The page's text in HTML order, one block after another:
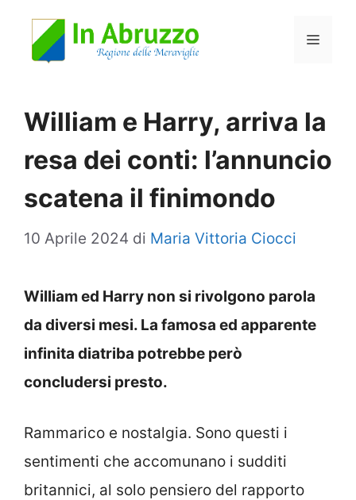
Menu
William e Harry, arriva la
resa dei conti: l’annuncio
scatena il finimondo
10 Aprile 2024 di Maria Vittoria Ciocci
William ed Harry non si rivolgono parola
da diversi mesi. La famosa ed apparente
infinita diatriba potrebbe però
concludersi presto.
Rammarico e nostalgia. Sono questi i
sentimenti che accomunano i sudditi
britannici, al solo pensiero del rapporto